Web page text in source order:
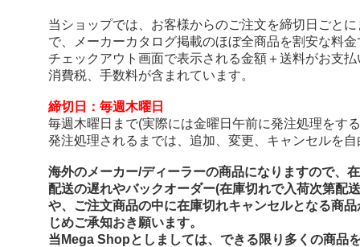
当ショップでは、お客様からのご注文を締切日ごと
で、メーカーカタログ掲載のほぼ全商品を割安な料
チェックアウト画面で表示される金額＋送料がお支
消費税、手数料が含まれています。
締切日：毎週木曜日
毎週木曜日まで(実際には金曜日午前に発注処理をす
発注処理されるまでは、追加、変更、キャンセルを
海外のメーカー/ディーラーの商品になりますので、
配送の遅れやバックオーダー(在庫切れで入荷次第配
や、ご注文商品の中に在庫切れキャンセルとなる商
じめご承知おき願います。
当Mega Shopとしましては、できる限り多くの商品